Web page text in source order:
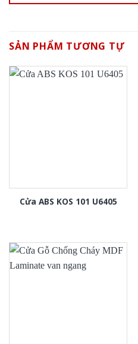
SẢN PHẨM TƯƠNG TỰ
Cửa ABS KOS 101 U6405